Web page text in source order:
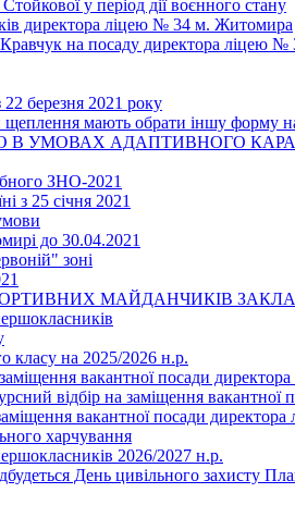
у період дії воєнного стану
директора ліцею № 34 м. Житомира
на посаду директора ліцею №
22 березня 2021 року
мають обрати іншу форму
В УМОВАХ АДАПТИВНОГО
ЗНО-2021
з 25 січня 2021
до 30.04.2021
зоні
МАЙДАНЧИКІВ
класу на 2025/2026 н.р.
вакантної посади
відбір на заміщення
вакантної посади
харчування
2026/2027 н.р.
День цивільного захисту